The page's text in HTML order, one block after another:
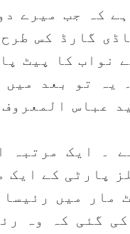
کہ جب میرے
گارڈ کس طرح
نواب کا پیٹ
یہ تو بعد میں
عباس
۔ ایک مرتبہ
پارٹی کے ایک
مار میں
گئی کہ وہ